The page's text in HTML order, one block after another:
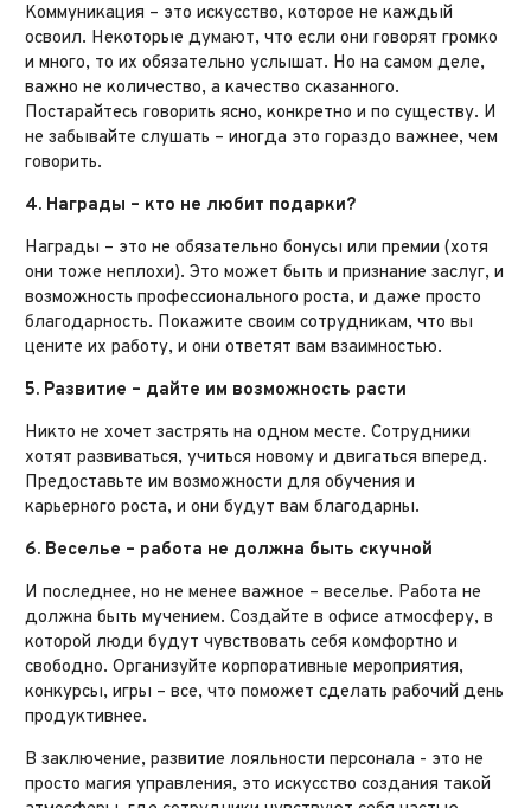
Коммуникация – это искусство, которое не каждый
освоил. Некоторые думают, что если они говорят громко
и много, то их обязательно услышат. Но на самом деле,
важно не количество, а качество сказанного.
Постарайтесь говорить ясно, конкретно и по существу. И
не забывайте слушать – иногда это гораздо важнее, чем
говорить.
4. Награды – кто не любит подарки?
Награды – это не обязательно бонусы или премии (хотя
они тоже неплохи). Это может быть и признание заслуг, и
возможность профессионального роста, и даже просто
благодарность. Покажите своим сотрудникам, что вы
цените их работу, и они ответят вам взаимностью.
5. Развитие – дайте им возможность расти
Никто не хочет застрять на одном месте. Сотрудники
хотят развиваться, учиться новому и двигаться вперед.
Предоставьте им возможности для обучения и
карьерного роста, и они будут вам благодарны.
6. Веселье – работа не должна быть скучной
И последнее, но не менее важное – веселье. Работа не
должна быть мучением. Создайте в офисе атмосферу, в
которой люди будут чувствовать себя комфортно и
свободно. Организуйте корпоративные мероприятия,
конкурсы, игры – все, что поможет сделать рабочий день
продуктивнее.
В заключение, развитие лояльности персонала - это не
просто магия управления, это искусство создания такой